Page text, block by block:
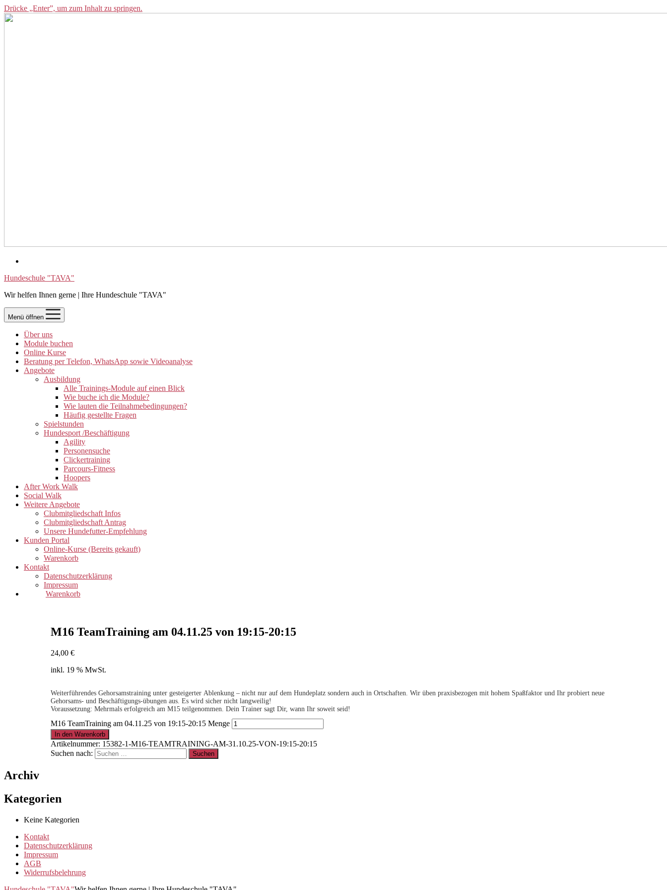
Drücke „Enter”, um zum Inhalt zu springen.
Hundeschule "TAVA"
Wir helfen Ihnen gerne | Ihre Hundeschule "TAVA"
Menü öffnen
Über uns
Module buchen
Online Kurse
Beratung per Telefon, WhatsApp sowie Videoanalyse
Angebote
Ausbildung
Alle Trainings-Module auf einen Blick
Wie buche ich die Module?
Wie lauten die Teilnahmebedingungen?
Häufig gestellte Fragen
Spielstunden
Hundesport /Beschäftigung
Agility
Personensuche
Clickertraining
Parcours-Fitness
Hoopers
After Work Walk
Social Walk
Weitere Angebote
Clubmitgliedschaft Infos
Clubmitgliedschaft Antrag
Unsere Hundefutter-Empfehlung
Kunden Portal
Online-Kurse (Bereits gekauft)
Warenkorb
Kontakt
Datenschutzerklärung
Impressum
Warenkorb
M16 TeamTraining am 04.11.25 von 19:15-20:15
24,00€
inkl. 19 % MwSt.
Weiterführendes Gehorsamstraining unter gesteigerter Ablenkung – nicht nur auf dem Hundeplatz sondern auch in Ortschaften. Wir üben praxisbezogen mit hohem Spaßfaktor und Ihr probiert neue
Gehorsams- und Beschäftigungs-übungen aus. Es wird sicher nicht langweilig!
Voraussetzung: Mehrmals erfolgreich am M15 teilgenommen. Dein Trainer sagt Dir, wann Ihr soweit seid!
.
Clubmitglied werden ?
M16 TeamTraining am 04.11.25 von 19:15-20:15 Menge
In den Warenkorb
Artikelnummer: 15382-1-M16-TEAMTRAINING-AM-31.10.25-VON-19:15-20:15
Suchen nach:
Archiv
Kategorien
Keine Kategorien
Kontakt
Datenschutzerklärung
Impressum
AGB
Widerrufsbelehrung